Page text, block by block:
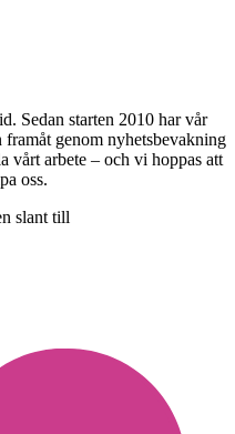
Sedan starten 2010 har vår
genom nyhetsbevakning
vårt arbete – och vi hoppas att
oss.
slant till